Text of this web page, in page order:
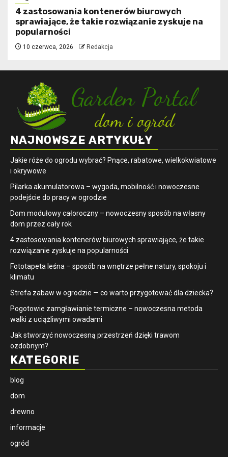
4 zastosowania kontenerów biurowych
sprawiające, że takie rozwiązanie zyskuje na
popularności
10 czerwca, 2026 Redakcja
NAJNOWSZE ARTYKUŁY
Jakie róże do ogrodu wybrać? Pnące, rabatowe, wielkokwiatowe
i okrywowe
Pilarka akumulatorowa – wygoda, mobilność i nowoczesne
podejście do pracy w ogrodzie
Dom modułowy całoroczny – nowoczesny sposób na własny
dom przez cały rok
4 zastosowania kontenerów biurowych sprawiające, że takie
rozwiązanie zyskuje na popularności
​Fototapeta leśna – sposób na wnętrze pełne natury, spokoju i
klimatu
Strefa zabaw w ogrodzie — co warto przygotować dla dziecka?
Pogotowie zamgławianie termiczne – nowoczesna metoda
walki z uciążliwymi owadami
Jak stworzyć nowoczesną przestrzeń dzięki trawom
ozdobnym?
KATEGORIE
blog
dom
drewno
informacje
ogród